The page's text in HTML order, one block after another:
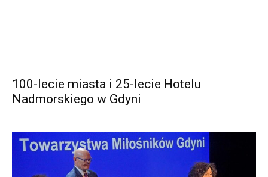
100-lecie miasta i 25-lecie Hotelu
Nadmorskiego w Gdyni